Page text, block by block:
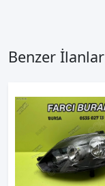
Benzer İlanlar